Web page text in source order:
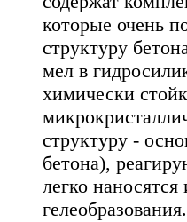
которые очень
структуру
мел в
химически
структуру -
бетона),
легко
гелеобразования.